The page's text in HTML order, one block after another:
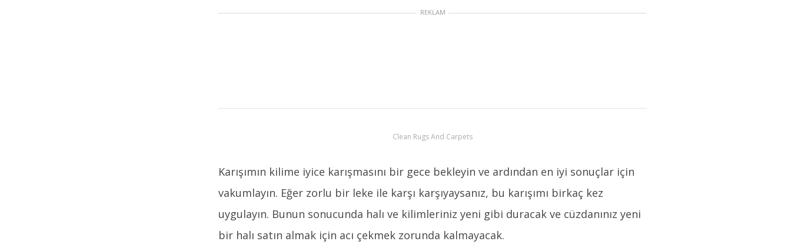
REKLAM
Clean Rugs And Carpets
Karışımın kilime iyice karışmasını bir gece bekleyin ve ardından en iyi sonuçlar için
vakumlayın. Eğer zorlu bir leke ile karşı karşıyaysanız, bu karışımı birkaç kez
uygulayın. Bunun sonucunda halı ve kilimleriniz yeni gibi duracak ve cüzdanınız yeni
bir halı satın almak için acı çekmek zorunda kalmayacak.